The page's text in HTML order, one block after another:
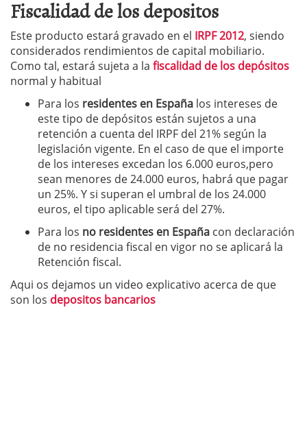
Fiscalidad de los depositos
Este producto estará gravado en el IRPF 2012, siendo
considerados rendimientos de capital mobiliario.
Como tal, estará sujeta a la fiscalidad de los depósitos
normal y habitual
Para los residentes en España los intereses de
este tipo de depósitos están sujetos a una
retención a cuenta del IRPF del 21% según la
legislación vigente. En el caso de que el importe
de los intereses excedan los 6.000 euros,pero
sean menores de 24.000 euros, habrá que pagar
un 25%. Y si superan el umbral de los 24.000
euros, el tipo aplicable será del 27%.
Para los no residentes en España con declaración
de no residencia fiscal en vigor no se aplicará la
Retención fiscal.
Aqui os dejamos un video explicativo acerca de que
son los depositos bancarios